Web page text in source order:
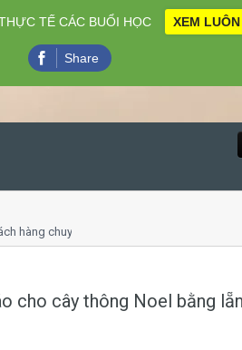
chuyên nghiệp
cho cây thông Noel bằng
TẾ CÁC BUỔI HỌC XEM LUÔN
Share